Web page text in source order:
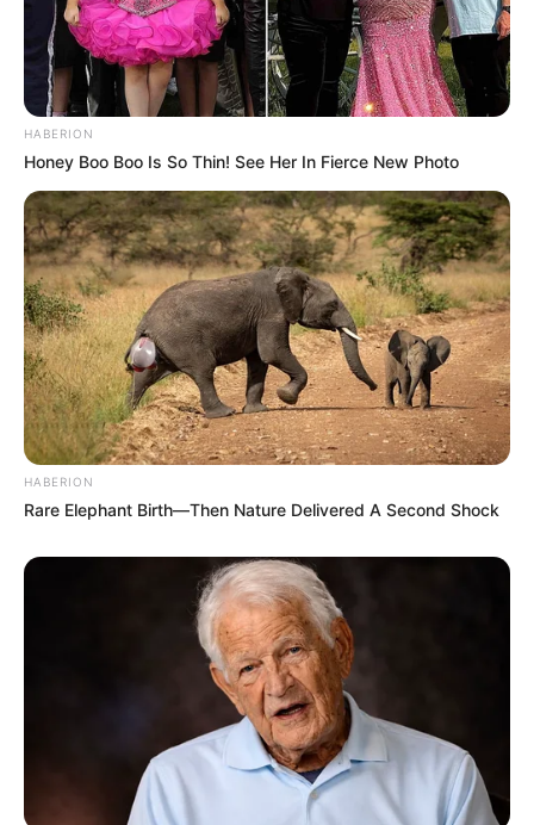
HABERION
Honey Boo Boo Is So Thin! See Her In Fierce New Photo
HABERION
Rare Elephant Birth—Then Nature Delivered A Second Shock